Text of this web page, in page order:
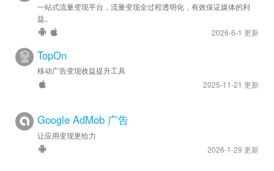
一站式流量变现平台，流量变现全过程透明化，有效保证媒体的利
益。
2026-6-1 更新
TopOn
移动广告变现收益提升工具
2025-11-21 更新
Google AdMob 广告
让应用变现更给力
2026-1-29 更新